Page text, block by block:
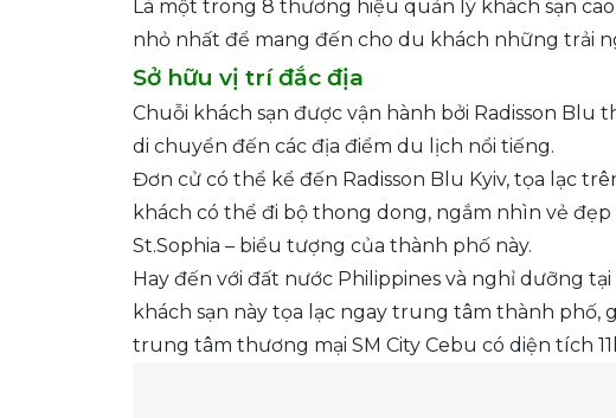
Là một trong 8 thương hiệu quản lý khách sạn
nhỏ nhất để mang đến cho du khách những trải
Sở hữu vị trí đắc địa
Chuỗi khách sạn được vận hành bởi Radisson
di chuyển đến các địa điểm du lịch nổi tiếng.
Đơn cử có thể kể đến Radisson Blu Kyiv, tọa lạc
khách có thể đi bộ thong dong, ngắm nhìn vẻ
St.Sophia – biểu tượng của thành phố này.
Hay đến với đất nước Philippines và nghỉ dưỡng
khách sạn này tọa lạc ngay trung tâm thành phố,
trung tâm thương mại SM City Cebu có diện tích